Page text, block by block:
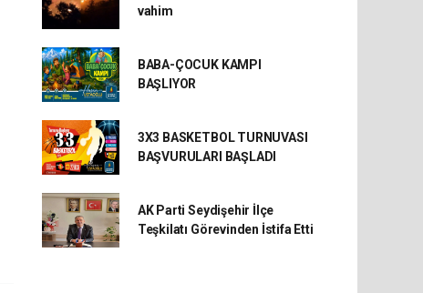
vahim
BABA-ÇOCUK KAMPI
BAŞLIYOR
3X3 BASKETBOL TURNUVASI
BAŞVURULARI BAŞLADI
AK Parti Seydişehir İlçe
Teşkilatı Görevinden İstifa Etti